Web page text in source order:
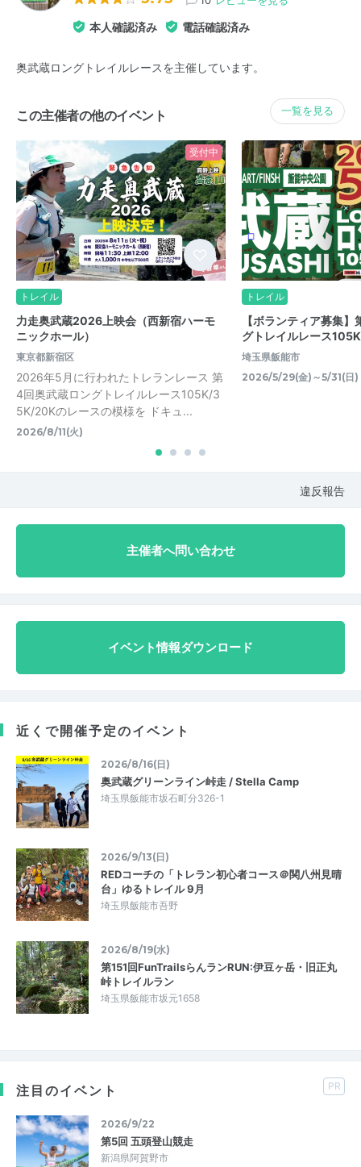
本人確認済み 電話確認済み
奥武蔵ロングトレイルレースを主催しています。
この主催者の他のイベント 一覧を見る
受付中
トレイル
力走奥武蔵2026上映会（西新宿ハーモ
ニックホール）
東京都新宿区
2026年5月に行われたトレランレース 第
4回奥武蔵ロングトレイルレース105K/3
5K/20Kのレースの模様を ドキュ...
2026/8/11(火)
トレイル
【ボランティア募集
グトレイルレース
埼玉県飯能市
2026/5/29(金)～5/31(日)
違反報告
主催者へ問い合わせ
イベント情報ダウンロード
近くで開催予定のイベント
2026/8/16(日)
奥武蔵グリーンライン峠走 / Stella Camp
埼玉県飯能市坂石町分326-1
2026/9/13(日)
REDコーチの「トレラン初心者コース＠関八州見晴
台」ゆるトレイル 9月
埼玉県飯能市吾野
2026/8/19(水)
第151回FunTrailsらんランRUN:伊豆ヶ岳・旧正丸
峠トレイルラン
埼玉県飯能市坂元1658
注目のイベント PR
2026/9/22
第5回 五頭登山競走
新潟県阿賀野市